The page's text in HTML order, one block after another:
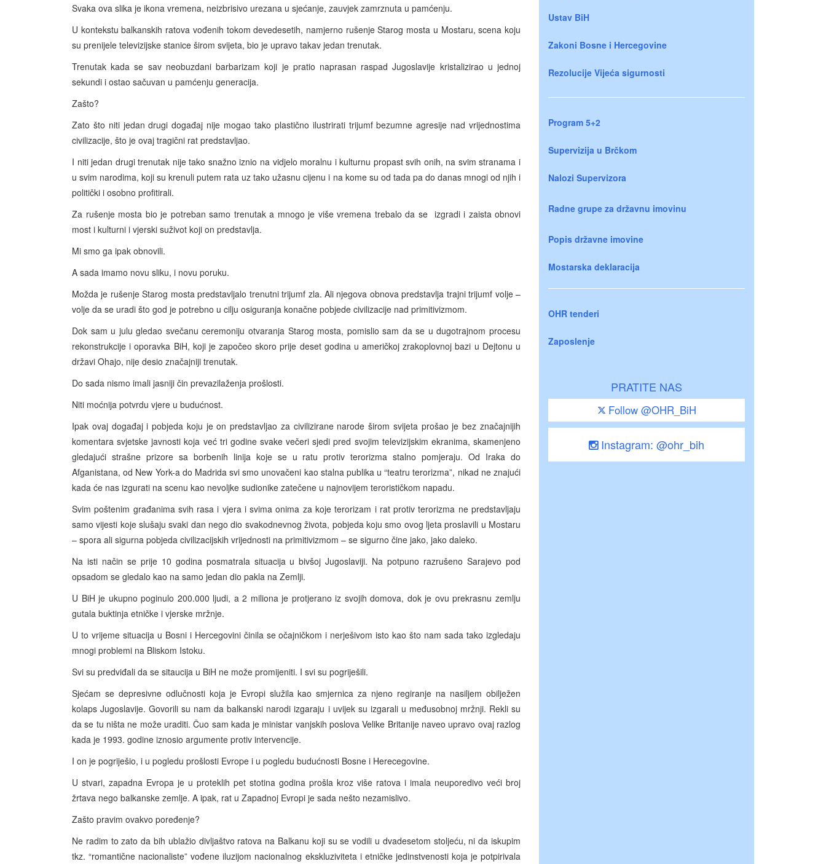
Svaka ova slika je ikona vremena, neizbrisivo urezana u sjećanje, zauvjek zamrznuta u pamćenju.
U kontekstu balkanskih ratova vođenih tokom devedesetih, namjerno rušenje Starog mosta u Mostaru, scena koju
su prenijele televizijske stanice širom svijeta, bio je upravo takav jedan trenutak.
Trenutak kada se sav neobuzdani barbarizam koji je pratio naprasan raspad Jugoslavije kristalizirao u jednoj
sekundi i ostao sačuvan u pamćenju generacija.
Zašto?
Zato što niti jedan drugi događaj nije mogao tako plastično ilustrirati trijumf bezumne agresije nad vrijednostima
civilizacije, što je ovaj tragični rat predstavljao.
I niti jedan drugi trenutak nije tako snažno iznio na vidjelo moralnu i kulturnu propast svih onih, na svim stranama i
u svim narodima, koji su krenuli putem rata uz tako užasnu cijenu i na kome su od tada pa do danas mnogi od njih i
politički i osobno profitirali.
Za rušenje mosta bio je potreban samo trenutak a mnogo je više vremena trebalo da se izgradi i zaista obnovi
most i kulturni i vjerski suživot koji on predstavlja.
Mi smo ga ipak obnovili.
A sada imamo novu sliku, i novu poruku.
Možda je rušenje Starog mosta predstavljalo trenutni trijumf zla. Ali njegova obnova predstavlja trajni trijumf volje –
volje da se uradi što god je potrebno u cilju osiguranja konačne pobjede civilizacije nad primitivizmom.
Dok sam u julu gledao svečanu ceremoniju otvaranja Starog mosta, pomislio sam da se u dugotrajnom procesu
rekonstrukcije i oporavka BiH, koji je započeo skoro prije deset godina u američkoj zrakoplovnoj bazi u Dejtonu u
državi Ohajo, nije desio značajniji trenutak.
Do sada nismo imali jasniji čin prevazilaženja prošlosti.
Niti moćnija potvrdu vjere u budućnost.
Ipak ovaj događaj i pobjeda koju je on predstavljao za civilizirane narode širom svijeta prošao je bez značajnijih
komentara svjetske javnosti koja već tri godine svake večeri sjedi pred svojim televizijskim ekranima, skamenjeno
gledajući strašne prizore sa borbenih linija koje se u ratu protiv terorizma stalno pomjeraju. Od Iraka do
Afganistana, od New York-a do Madrida svi smo unovačeni kao stalna publika u “teatru terorizma”, nikad ne znajući
kada će nas izgurati na scenu kao nevoljke sudionike zatečene u najnovijem terorističkom napadu.
Svim poštenim građanima svih rasa i vjera i svima onima za koje terorizam i rat protiv terorizma ne predstavljaju
samo vijesti koje slušaju svaki dan nego dio svakodnevnog života, pobjeda koju smo ovog ljeta proslavili u Mostaru
– spora ali sigurna pobjeda civilizacijskih vrijednosti na primitivizmom – se sigurno čine jako, jako daleko.
Na isti način se prije 10 godina posmatrala situacija u bivšoj Jugoslaviji. Na potpuno razrušeno Sarajevo pod
opsadom se gledalo kao na samo jedan dio pakla na Zemlji.
U BiH je ukupno poginulo 200.000 ljudi, a 2 miliona je protjerano iz svojih domova, dok je ovu prekrasnu zemlju
gutala buktinja etničke i vjerske mržnje.
U to vrijeme situacija u Bosni i Hercegovini činila se očajničkom i nerješivom isto kao što nam sada tako izgledaju
mnogi problemi na Bliskom Istoku.
Svi su predviđali da se sitaucija u BiH ne može promijeniti. I svi su pogriješili.
Sjećam se depresivne odlučnosti koja je Evropi služila kao smjernica za njeno regiranje na nasiljem obilježen
kolaps Jugoslavije. Govorili su nam da balkanski narodi izgaraju i uvijek su izgarali u međusobnoj mržnji. Rekli su
da se tu ništa ne može uraditi. Čuo sam kada je ministar vanjskih poslova Velike Britanije naveo upravo ovaj razlog
kada je 1993. godine iznosio argumente protiv intervencije.
I on je pogriješio, i u pogledu prošlosti Evrope i u pogledu budućnosti Bosne i Herecegovine.
U stvari, zapadna Evropa je u proteklih pet stotina godina prošla kroz više ratova i imala neuporedivo veći broj
žrtava nego balkanske zemlje. A ipak, rat u Zapadnoj Evropi je sada nešto nezamislivo.
Zašto pravim ovakvo poređenje?
Ne radim to zato da bih ublažio divljaštvo ratova na Balkanu koji su se vodili u dvadesetom stoljeću, ni da iskupim
tkz. “romantične nacionaliste” vođene iluzijom nacionalnog ekskluziviteta i etničke jedinstvenosti koja je potpirivala
Ustav BiH
Zakoni Bosne i Hercegovine
Rezolucije Vijeća sigurnosti
Program 5+2
Supervizija u Brčkom
Nalozi Supervizora
Radne grupe za državnu imovinu
Popis državne imovine
Mostarska deklaracija
OHR tenderi
Zaposlenje
PRATITE NAS
Follow @OHR_BiH
Instagram: @ohr_bih